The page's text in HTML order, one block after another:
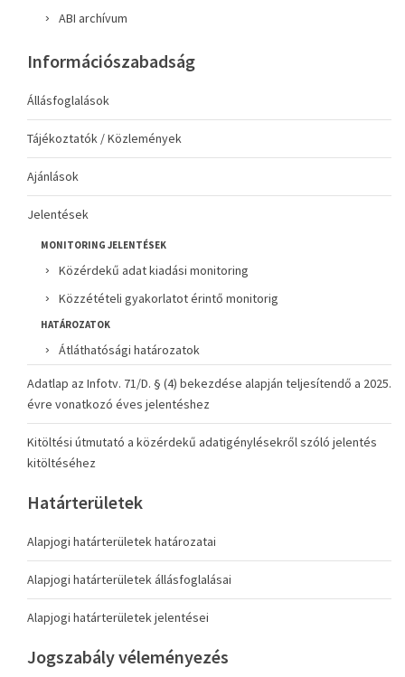
ABI archívum
Információszabadság
Állásfoglalások
Tájékoztatók / Közlemények
Ajánlások
Jelentések
MONITORING JELENTÉSEK
Közérdekű adat kiadási monitoring
Közzétételi gyakorlatot érintő monitorig
HATÁROZATOK
Átláthatósági határozatok
Adatlap az Infotv. 71/D. § (4) bekezdése alapján teljesítendő a 2025.
évre vonatkozó éves jelentéshez
Kitöltési útmutató a közérdekű adatigénylésekről szóló jelentés
kitöltéséhez
Határterületek
Alapjogi határterületek határozatai
Alapjogi határterületek állásfoglalásai
Alapjogi határterületek jelentései
Jogszabály véleményezés